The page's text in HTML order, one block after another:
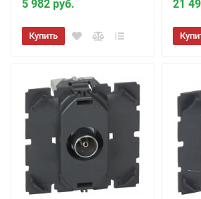
5 982 руб.
Купить
21